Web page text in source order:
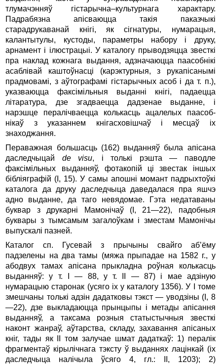
тлумачэнняў гістарычна–культурнага характару.
Падрабязна апісваюцца такія паказчыкі
старадрукаванай кнігі, як сігнатуры, нумарацыя,
калантытулы, кустоды, параметры набору і друку,
арнамент і ілюстрацыі. У каталогу прыводзяцца звесткі
пра наклад кожнага выдання, адзначаюцца паасобнікі
асаблівай каштоўнасці (карэктурныя, з рукапісанымі
прадмовамі, з аўтографамі гістарычных асоб і да т. п.),
указваюцца факсімільныя выданні кнігі, падаецца
літаратура, дзе згадваецца дадзенае выданне, і
нарэшце пералічваецца колькасць ацалелых паасоб­
нікаў з указаннем кнігасховішчаў і месцаў іх
знаходжання.
Пераважная большасць (162) выданняў была апісана
да­следчыцай de visu, і толькі рэшта — паводле
факсімільных выданняў, фотакопій ці звестак іншых
бібліяграфій (I, 15). У самы апошні момант падрыхтоўкі
каталога да друку даследчыца даведалася пра яшчэ
адно выданне, да таго невядомае. Гэта недатаваны
буквар з друкарні Мамонічаў (I, 21—22), падобныя
буквары з тымсамым загалоўкам і зместам Мамонічы
выпускалі пазней.
Каталог сп. Гусевай з прычыны свайго аб’ёму
падзелены на два тамы (мяжа прыпадае на 1582 г., у
абодвух тамах апісана прыкладна роўная колькасць
выданняў: у т. I — 88, у т. II — 87) і мае адзіную
нумарацыю старонак (усяго іх у каталогу 1356). У I томе
змешчаны толькі адзін дадатковы тэкст — уводзіны (I, 8
—22), дзе выкладаюцца прынцыпы і метады апі­сання
выданняў, а таксама розныя статыстычныя звесткі
наконт жанраў, аўтарства, складу, захавання апісаных
кніг, тады як II том залучае шмат дадаткаў: 1) пералік
фрагментаў кірылічнага тэксту ў выданнях лацінкай (іх
даследчыца налічыла ўсяго 4, гл.: II, 1203); 2)